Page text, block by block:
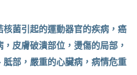
菌引起的運動器官的疾病，癌
皮膚破潰部位，燙傷的局部，
部，嚴重的心臟病，病情危重